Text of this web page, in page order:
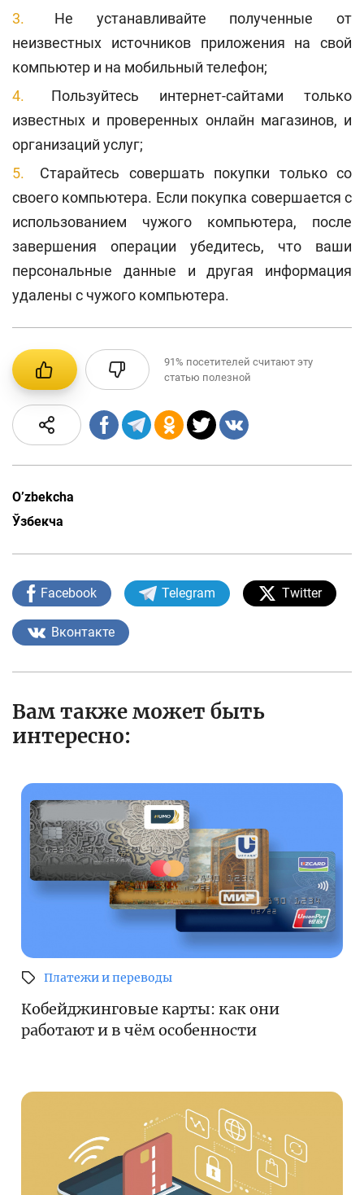
Не устанавливайте полученные от
неизвестных источников приложения на свой
компьютер и на мобильный телефон;
Пользуйтесь интернет-сайтами только
известных и проверенных онлайн магазинов, и
организаций услуг;
Старайтесь совершать покупки только со
своего компьютера. Если покупка совершается с
использованием чужого компьютера, после
завершения операции убедитесь, что ваши
персональные данные и другая информация
удалены с чужого компьютера.
91% посетителей считают эту
статью полезной
O’zbekcha
Ўзбекча
Facebook Telegram Twitter
Вконтакте
Вам также может быть
интересно:
Платежи и переводы
Кобейджинговые карты: как они
работают и в чём особенности